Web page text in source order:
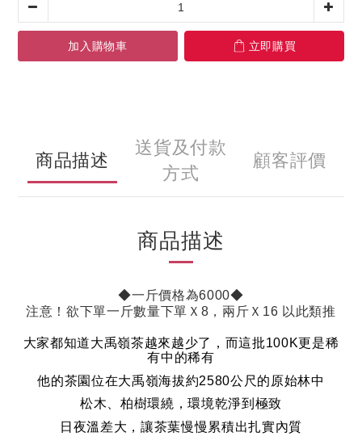
加入購物車 立即購買
商品描述
送貨及付款
方式
顧客評價
商品描述
◆一斤價格為6000◆
注意！欲下單一斤數量下單Ｘ8，兩斤Ｘ16 以此類推
大家都知道大禹嶺茶越來越少了，而這批100K更是稀
有中的稀有
他的茶園位在大禹嶺海拔約2580公尺的原始林中
松木、柏樹環繞，環境乾淨到極致
日夜溫差大，讓茶葉慢慢累積出扎實內質